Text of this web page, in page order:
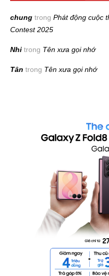
chung trong Phát động cuộc
Contest 2025
Nhi trong Tên xưa gọi nhớ
Tân trong Tên xưa gọi nhớ